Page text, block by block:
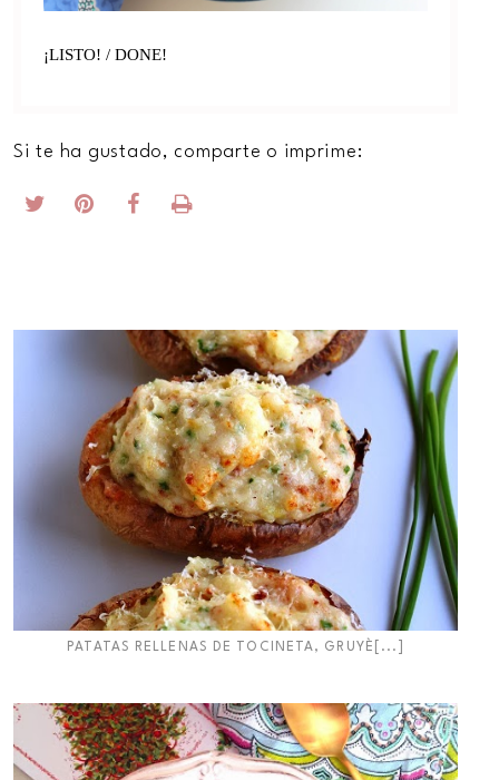
¡LISTO! / DONE!
Si te ha gustado, comparte o imprime:
PATATAS RELLENAS DE TOCINETA, GRUYÈ[...]